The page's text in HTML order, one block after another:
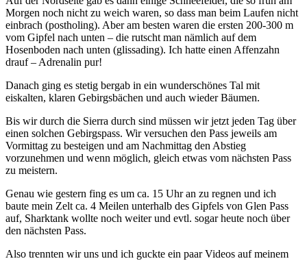
Morgen noch nicht zu weich waren, so dass man beim Laufen nicht
einbrach (postholing). Aber am besten waren die ersten 200-300 m
vom Gipfel nach unten – die rutscht man nämlich auf dem
Hosenboden nach unten (glissading). Ich hatte einen Affenzahn
drauf – Adrenalin pur!
Danach ging es stetig bergab in ein wunderschönes Tal mit
eiskalten, klaren Gebirgsbächen und auch wieder Bäumen.
Bis wir durch die Sierra durch sind müssen wir jetzt jeden Tag über
einen solchen Gebirgspass. Wir versuchen den Pass jeweils am
Vormittag zu besteigen und am Nachmittag den Abstieg
vorzunehmen und wenn möglich, gleich etwas vom nächsten Pass
zu meistern.
Genau wie gestern fing es um ca. 15 Uhr an zu regnen und ich
baute mein Zelt ca. 4 Meilen unterhalb des Gipfels von Glen Pass
auf, Sharktank wollte noch weiter und evtl. sogar heute noch über
den nächsten Pass.
Also trennten wir uns und ich guckte ein paar Videos auf meinem